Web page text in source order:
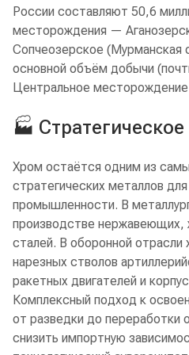
России составляют 50,6
месторождения —
Сопчеозерское (Мурманская
основной объём добычи
Центральное
🏭
Хром остаётся одним из
стратегических металлов
промышленности. В
производстве нержавеющих,
сталей. В оборонной отрасли
нарезных стволов
ракетных двигателей и
Комплексный подход к
от разведки до переработки
снизить импортную